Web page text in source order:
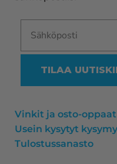
TILAA
Vinkit ja osto-oppaat
Usein kysytyt
Tulostussanasto